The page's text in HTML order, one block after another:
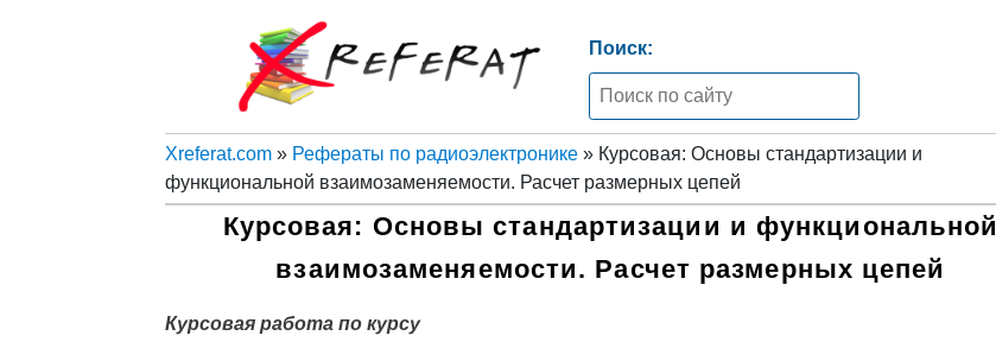
Поиск:
Xreferat.com» Рефераты по радиоэлектронике» Курсовая: Основы стандартизации и
функциональной взаимозаменяемости. Расчет размерных цепей
Курсовая: Основы стандартизации и функциональной
взаимозаменяемости. Расчет размерных цепей
Курсовая работа по курсу